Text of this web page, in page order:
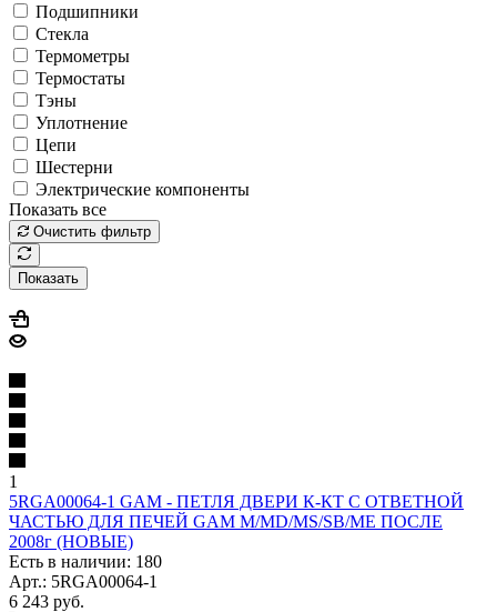
Подшипники
Стекла
Термометры
Термостаты
Тэны
Уплотнение
Цепи
Шестерни
Электрические компоненты
Показать все
Очистить фильтр
Показать
1
5RGA00064-1 GAM - ПЕТЛЯ ДВЕРИ К-КТ С ОТВЕТНОЙ
ЧАСТЬЮ ДЛЯ ПЕЧЕЙ GAM M/MD/MS/SB/ME ПОСЛЕ
2008г (НОВЫЕ)
Есть в наличии: 180
Арт.: 5RGA00064-1
6 243 руб.